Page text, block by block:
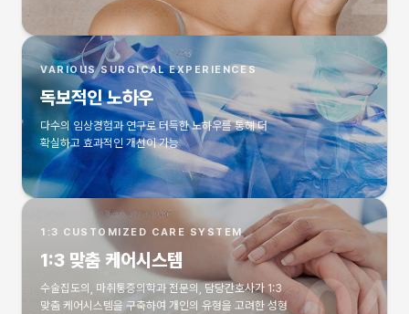
VARIOUS SURGICAL EXPERIENCES
독보적인 노하우
다수의 임상경험과 연구로 터득한 노하우를 통해 더
확실하고 효과적인 개선이 가능
1:3 CUSTOMIZED CARE SYSTEM
1:3 맞춤 케어시스템
수술집도의, 마취통증의학과 전문의, 담당간호사가 1:3
맞춤 케어시스템을 구축하여 개인의 유형을 고려한 성형